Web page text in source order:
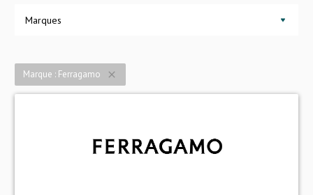
Marques
Marque : Ferragamo close